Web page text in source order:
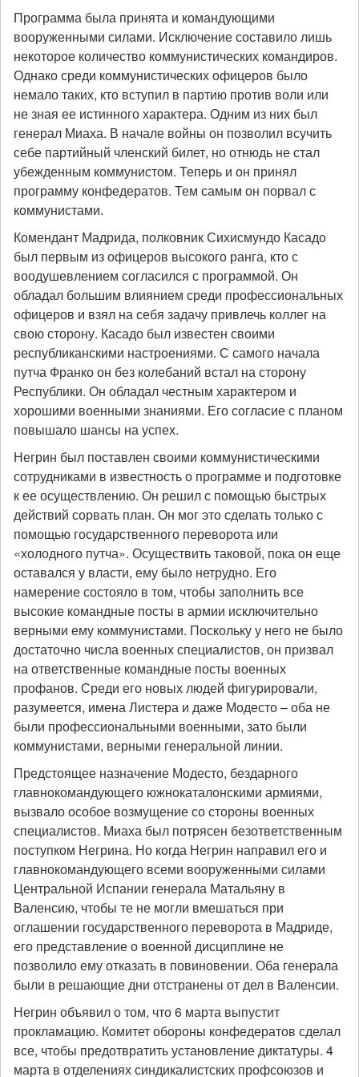
Программа была принята и командующими
вооруженными силами. Исключение составило лишь
некоторое количество коммунистических командиров.
Однако среди коммунистических офицеров было
немало таких, кто вступил в партию против воли или
не зная ее истинного характера. Одним из них был
генерал Миаха. В начале войны он позволил всучить
себе партийный членский билет, но отнюдь не стал
убежденным коммунистом. Теперь и он принял
программу конфедератов. Тем самым он порвал с
коммунистами.
Комендант Мадрида, полковник Сихисмундо Касадо
был первым из офицеров высокого ранга, кто с
воодушевлением согласился с программой. Он
обладал большим влиянием среди профессиональных
офицеров и взял на себя задачу привлечь коллег на
свою сторону. Касадо был известен своими
республиканскими настроениями. С самого начала
путча Франко он без колебаний встал на сторону
Республики. Он обладал честным характером и
хорошими военными знаниями. Его согласие с планом
повышало шансы на успех.
Негрин был поставлен своими коммунистическими
сотрудниками в известность о программе и подготовке
к ее осуществлению. Он решил с помощью быстрых
действий сорвать план. Он мог это сделать только с
помощью государственного переворота или
«холодного путча». Осуществить таковой, пока он еще
оставался у власти, ему было нетрудно. Его
намерение состояло в том, чтобы заполнить все
высокие командные посты в армии исключительно
верными ему коммунистами. Поскольку у него не было
достаточно числа военных специалистов, он призвал
на ответственные командные посты военных
профанов. Среди его новых людей фигурировали,
разумеется, имена Листера и даже Модесто – оба не
были профессиональными военными, зато были
коммунистами, верными генеральной линии.
Предстоящее назначение Модесто, бездарного
главнокомандующего южнокаталонскими армиями,
вызвало особое возмущение со стороны военных
специалистов. Миаха был потрясен безответственным
поступком Негрина. Но когда Негрин направил его и
главнокомандующего всеми вооруженными силами
Центральной Испании генерала Матальяну в
Валенсию, чтобы те не могли вмешаться при
оглашении государственного переворота в Мадриде,
его представление о военной дисциплине не
позволило ему отказать в повиновении. Оба генерала
были в решающие дни отстранены от дел в Валенсии.
Негрин объявил о том, что 6 марта выпустит
прокламацию. Комитет обороны конфедератов сделал
все, чтобы предотвратить установление диктатуры. 4
марта в отделениях синдикалистских профсоюзов и